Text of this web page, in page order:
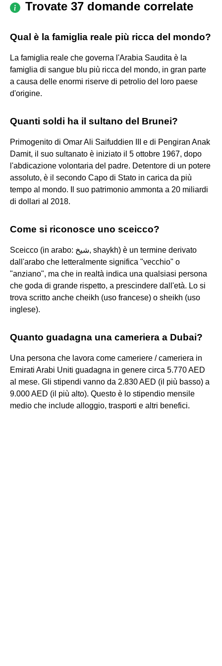
Trovate 37 domande correlate
Qual è la famiglia reale più ricca del mondo?
La famiglia reale che governa l'Arabia Saudita è la
famiglia di sangue blu più ricca del mondo, in gran parte
a causa delle enormi riserve di petrolio del loro paese
d'origine.
Quanti soldi ha il sultano del Brunei?
Primogenito di Omar Ali Saifuddien III e di Pengiran Anak
Damit, il suo sultanato è iniziato il 5 ottobre 1967, dopo
l'abdicazione volontaria del padre. Detentore di un potere
assoluto, è il secondo Capo di Stato in carica da più
tempo al mondo. Il suo patrimonio ammonta a 20 miliardi
di dollari al 2018.
Come si riconosce uno sceicco?
Sceicco (in arabo: شيخ‎, shaykh) è un termine derivato
dall'arabo che letteralmente significa "vecchio" o
"anziano", ma che in realtà indica una qualsiasi persona
che goda di grande rispetto, a prescindere dall'età. Lo si
trova scritto anche cheikh (uso francese) o sheikh (uso
inglese).
Quanto guadagna una cameriera a Dubai?
Una persona che lavora come cameriere / cameriera in
Emirati Arabi Uniti guadagna in genere circa 5.770 AED
al mese. Gli stipendi vanno da 2.830 AED (il più basso) a
9.000 AED (il più alto). Questo è lo stipendio mensile
medio che include alloggio, trasporti e altri benefici.